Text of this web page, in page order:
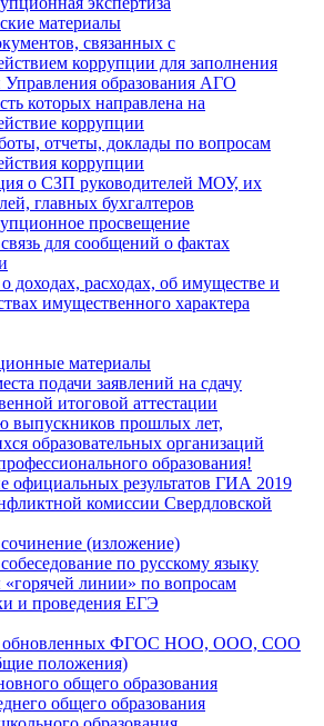
материалы
связанных с
коррупции для заполнения
образования АГО
которых направлена на
коррупции
отчеты, доклады по вопросам
коррупции
о СЗП руководителей МОУ, их
главных бухгалтеров
просвещение
для сообщений о фактах
доходах, расходах, об имуществе и
имущественного характера
материалы
подачи заявлений на сдачу
итоговой аттестации
выпускников прошлых лет,
образовательных организаций
образования!
официальных результатов ГИА 2019
комиссии Свердловской
(изложение)
по русскому языку
линии» по вопросам
и проведения ЕГЭ
обновленных ФГОС НОО, ООО, СОО
положения)
общего образования
общего образования